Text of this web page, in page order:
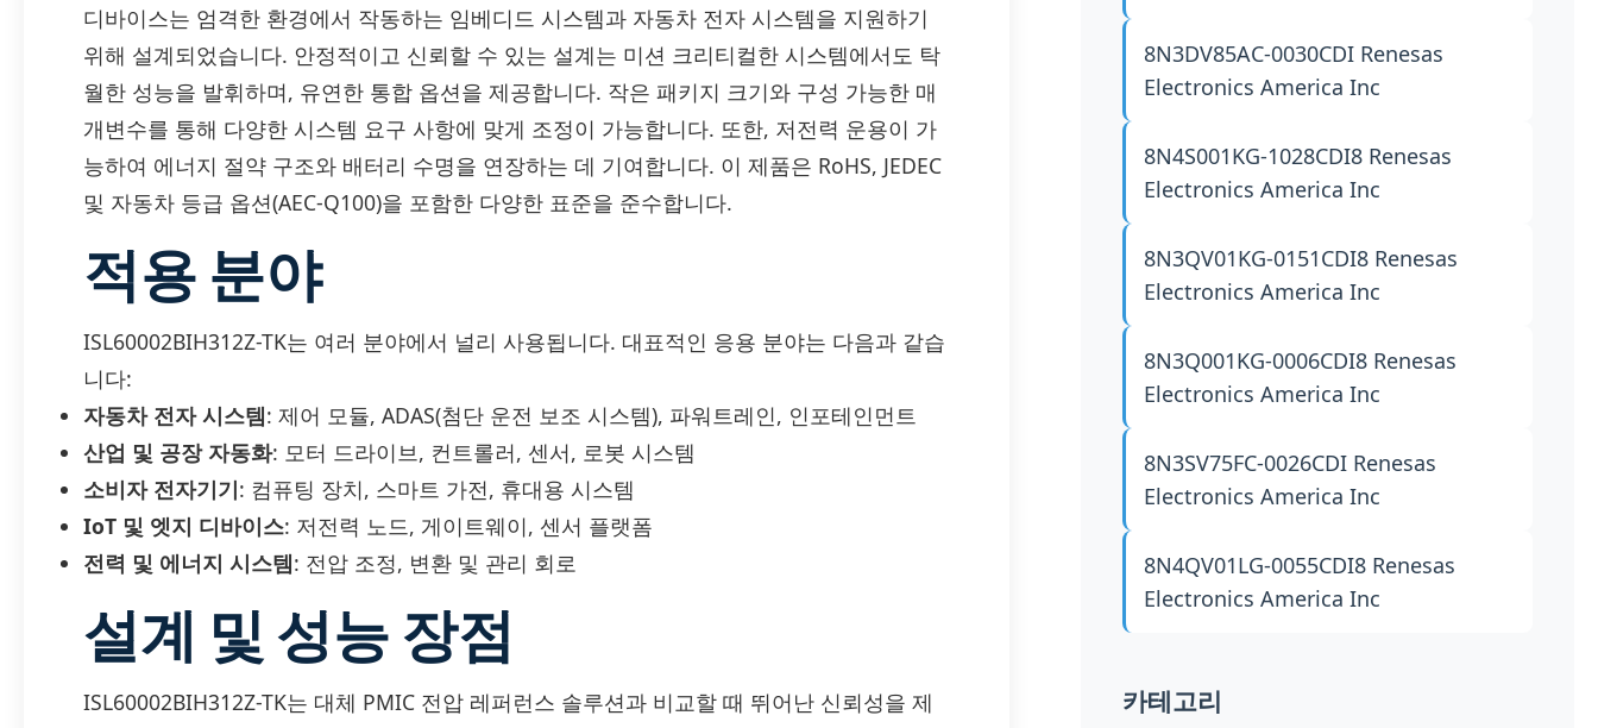
디바이스는 엄격한 환경에서 작동하는 임베디드 시스템과 자동차 전자 시스템을 지원하기
위해 설계되었습니다. 안정적이고 신뢰할 수 있는 설계는 미션 크리티컬한 시스템에서도 탁
월한 성능을 발휘하며, 유연한 통합 옵션을 제공합니다. 작은 패키지 크기와 구성 가능한 매
개변수를 통해 다양한 시스템 요구 사항에 맞게 조정이 가능합니다. 또한, 저전력 운용이 가
능하여 에너지 절약 구조와 배터리 수명을 연장하는 데 기여합니다. 이 제품은 RoHS, JEDEC
및 자동차 등급 옵션(AEC-Q100)을 포함한 다양한 표준을 준수합니다.
적용 분야
ISL60002BIH312Z-TK는 여러 분야에서 널리 사용됩니다. 대표적인 응용 분야는 다음과 같습
니다:
자동차 전자 시스템: 제어 모듈, ADAS(첨단 운전 보조 시스템), 파워트레인, 인포테인먼트
산업 및 공장 자동화: 모터 드라이브, 컨트롤러, 센서, 로봇 시스템
소비자 전자기기: 컴퓨팅 장치, 스마트 가전, 휴대용 시스템
IoT 및 엣지 디바이스: 저전력 노드, 게이트웨이, 센서 플랫폼
전력 및 에너지 시스템: 전압 조정, 변환 및 관리 회로
설계 및 성능 장점
ISL60002BIH312Z-TK는 대체 PMIC 전압 레퍼런스 솔루션과 비교할 때 뛰어난 신뢰성을 제
8N3DV85AC-0030CDI Renesas
Electronics America Inc
8N4S001KG-1028CDI8 Renesas
Electronics America Inc
8N3QV01KG-0151CDI8 Renesas
Electronics America Inc
8N3Q001KG-0006CDI8 Renesas
Electronics America Inc
8N3SV75FC-0026CDI Renesas
Electronics America Inc
8N4QV01LG-0055CDI8 Renesas
Electronics America Inc
카테고리